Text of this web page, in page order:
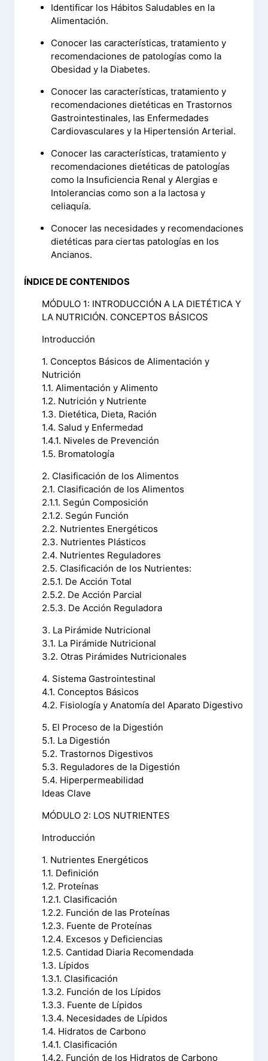
Identificar los Hábitos Saludables en la
Alimentación.
Conocer las características, tratamiento y
recomendaciones de patologías como la
Obesidad y la Diabetes.
Conocer las características, tratamiento y
recomendaciones dietéticas en Trastornos
Gastrointestinales, las Enfermedades
Cardiovasculares y la Hipertensión Arterial.
Conocer las características, tratamiento y
recomendaciones dietéticas de patologías
como la Insuficiencia Renal y Alergias e
Intolerancias como son a la lactosa y
celiaquía.
Conocer las necesidades y recomendaciones
dietéticas para ciertas patologías en los
Ancianos.
ÍNDICE DE CONTENIDOS
MÓDULO 1: INTRODUCCIÓN A LA DIETÉTICA Y
LA NUTRICIÓN. CONCEPTOS BÁSICOS
Introducción
1. Conceptos Básicos de Alimentación y
Nutrición
1.1. Alimentación y Alimento
1.2. Nutrición y Nutriente
1.3. Dietética, Dieta, Ración
1.4. Salud y Enfermedad
1.4.1. Niveles de Prevención
1.5. Bromatología
2. Clasificación de los Alimentos
2.1. Clasificación de los Alimentos
2.1.1. Según Composición
2.1.2. Según Función
2.2. Nutrientes Energéticos
2.3. Nutrientes Plásticos
2.4. Nutrientes Reguladores
2.5. Clasificación de los Nutrientes:
2.5.1. De Acción Total
2.5.2. De Acción Parcial
2.5.3. De Acción Reguladora
3. La Pirámide Nutricional
3.1. La Pirámide Nutricional
3.2. Otras Pirámides Nutricionales
4. Sistema Gastrointestinal
4.1. Conceptos Básicos
4.2. Fisiología y Anatomía del Aparato Digestivo
5. El Proceso de la Digestión
5.1. La Digestión
5.2. Trastornos Digestivos
5.3. Reguladores de la Digestión
5.4. Hiperpermeabilidad
Ideas Clave
MÓDULO 2: LOS NUTRIENTES
Introducción
1. Nutrientes Energéticos
1.1. Definición
1.2. Proteínas
1.2.1. Clasificación
1.2.2. Función de las Proteínas
1.2.3. Fuente de Proteínas
1.2.4. Excesos y Deficiencias
1.2.5. Cantidad Diaria Recomendada
1.3. Lípidos
1.3.1. Clasificación
1.3.2. Función de los Lípidos
1.3.3. Fuente de Lípidos
1.3.4. Necesidades de Lípidos
1.4. Hidratos de Carbono
1.4.1. Clasificación
1.4.2. Función de los Hidratos de Carbono